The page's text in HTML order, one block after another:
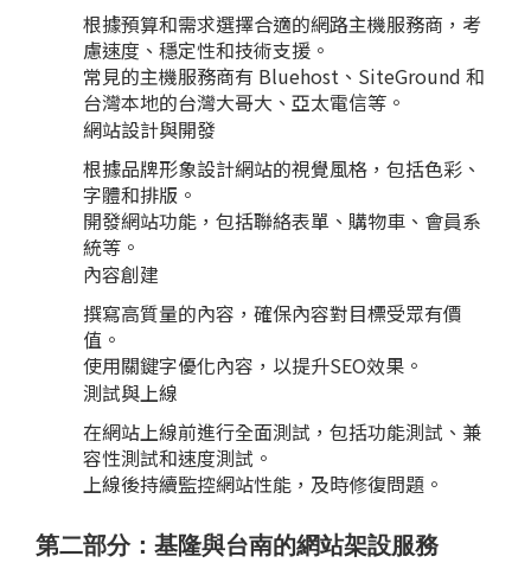
根據預算和需求選擇合適的網路主機服務商，考
慮速度、穩定性和技術支援。
常見的主機服務商有 Bluehost、SiteGround 和
台灣本地的台灣大哥大、亞太電信等。
網站設計與開發
根據品牌形象設計網站的視覺風格，包括色彩、
字體和排版。
開發網站功能，包括聯絡表單、購物車、會員系
統等。
內容創建
撰寫高質量的內容，確保內容對目標受眾有價
值。
使用關鍵字優化內容，以提升SEO效果。
測試與上線
在網站上線前進行全面測試，包括功能測試、兼
容性測試和速度測試。
上線後持續監控網站性能，及時修復問題。
第二部分：基隆與台南的網站架設服務